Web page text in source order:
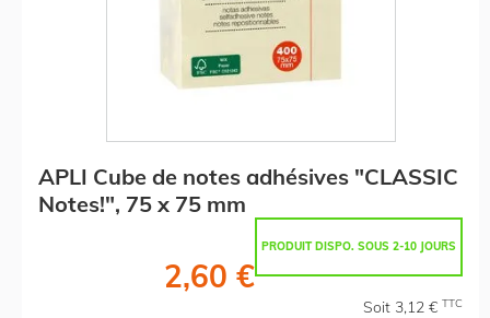
APLI Cube de notes adhésives "CLASSIC
Notes!", 75 x 75 mm
PRODUIT DISPO. SOUS 2-10 JOURS
2,60 €
Soit 3,12 € TTC